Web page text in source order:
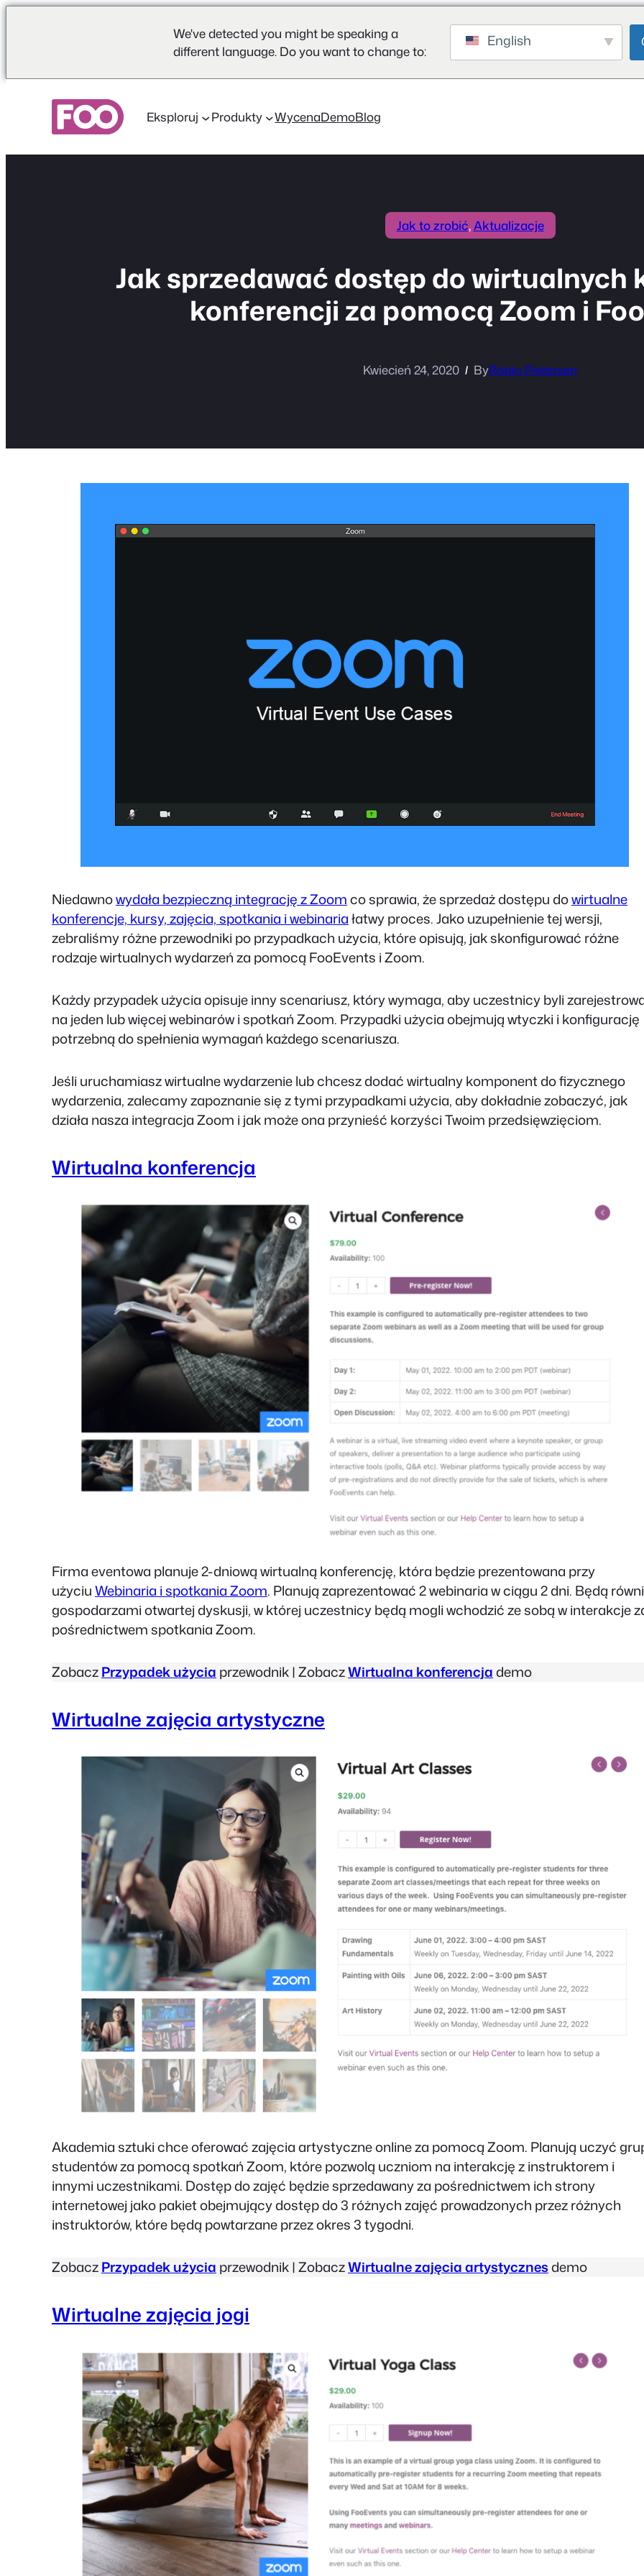
We've detected you might be speaking a
different language. Do you want to change to:
English
Eksploruj Produkty WycenaDemoBlog
Jak to zrobić, Aktualizacje
Jak sprzedawać dostęp do wirtualnych
konferencji za pomocą Zoom i
Kwiecień 24, 2020 ByRobin Pietersen
Niedawnowydała bezpieczną integrację z Zoomco sprawia, że sprzedaż dostępu dowirtualne
konferencje, kursy, zajęcia, spotkania i webinariałatwy proces. Jako uzupełnienie tej wersji,
zebraliśmy różne przewodniki po przypadkach użycia, które opisują, jak skonfigurować różne
rodzaje wirtualnych wydarzeń za pomocą FooEvents i Zoom.
Każdy przypadek użycia opisuje inny scenariusz, który wymaga, aby uczestnicy byli
na jeden lub więcej webinarów i spotkań Zoom. Przypadki użycia obejmują wtyczki i konfigurację
potrzebną do spełnienia wymagań każdego scenariusza.
Jeśli uruchamiasz wirtualne wydarzenie lub chcesz dodać wirtualny komponent do fizycznego
wydarzenia, zalecamy zapoznanie się z tymi przypadkami użycia, aby dokładnie zobaczyć, jak
działa nasza integracja Zoom i jak może ona przynieść korzyści Twoim przedsięwzięciom.
Wirtualna konferencja
Firma eventowa planuje 2-dniową wirtualną konferencję, która będzie prezentowana przy
użyciuWebinaria i spotkania Zoom. Planują zaprezentować 2 webinaria w ciągu 2 dni. Będą
gospodarzami otwartej dyskusji, w której uczestnicy będą mogli wchodzić ze sobą w interakcje
pośrednictwem spotkania Zoom.
ZobaczPrzypadek użycia przewodnik | ZobaczWirtualna konferencjademo
Wirtualne zajęcia artystyczne
Akademia sztuki chce oferować zajęcia artystyczne online za pomocą Zoom. Planują uczyć
studentów za pomocą spotkań Zoom, które pozwolą uczniom na interakcję z instruktorem i
innymi uczestnikami. Dostęp do zajęć będzie sprzedawany za pośrednictwem ich strony
internetowej jako pakiet obejmujący dostęp do 3 różnych zajęć prowadzonych przez różnych
instruktorów, które będą powtarzane przez okres 3 tygodni.
ZobaczPrzypadek użycia przewodnik | ZobaczWirtualne zajęcia artystycznesdemo
Wirtualne zajęcia jogi